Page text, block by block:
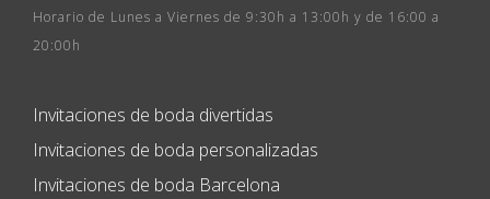
Horario de Lunes a Viernes de 9:30h a 13:00h y de 16:00 a
20:00h
Invitaciones de boda divertidas
Invitaciones de boda personalizadas
Invitaciones de boda Barcelona